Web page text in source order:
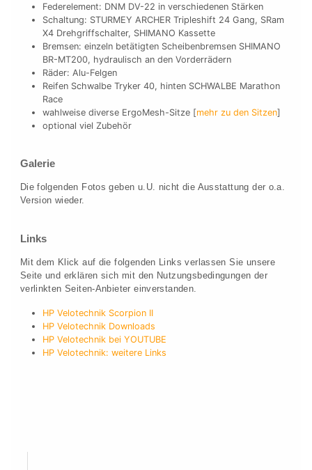
Federelement: DNM DV-22 in verschiedenen Stärken
Schaltung: STURMEY ARCHER Tripleshift 24 Gang, SRam
X4 Drehgriffschalter, SHIMANO Kassette
Bremsen: einzeln betätigten Scheibenbremsen SHIMANO
BR-MT200, hydraulisch an den Vorderrädern
Räder: Alu-Felgen
Reifen Schwalbe Tryker 40, hinten SCHWALBE Marathon
Race
wahlweise diverse ErgoMesh-Sitze [mehr zu den Sitzen]
optional viel Zubehör
Galerie
Die folgenden Fotos geben u.U. nicht die Ausstattung der o.a.
Version wieder.
Links
Mit dem Klick auf die folgenden Links verlassen Sie unsere
Seite und erklären sich mit den Nutzungsbedingungen der
verlinkten Seiten-Anbieter einverstanden.
HP Velotechnik Scorpion II
HP Velotechnik Downloads
HP Velotechnik bei YOUTUBE
HP Velotechnik: weitere Links